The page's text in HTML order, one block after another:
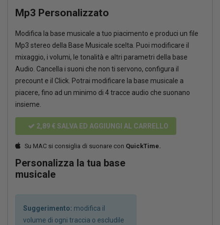
Mp3 Personalizzato
Modifica la base musicale a tuo piacimento e produci un file
Mp3 stereo della Base Musicale scelta. Puoi modificare il
mixaggio, i volumi, le tonalità e altri parametri della base
Audio. Cancella i suoni che non ti servono, configura il
precount e il Click. Potrai modificare la base musicale a
piacere, fino ad un minimo di 4 tracce audio che suonano
insieme.
2,89 € SALVA ED AGGIUNGI AL CARRELLO
Su MAC si consiglia di suonare con QuickTime.
Personalizza la tua base
musicale
Suggerimento: modifica il
volume di ogni traccia o escludile